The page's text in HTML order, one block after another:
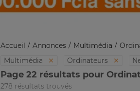
Accueil Annonces Multimédia
Multimédia
Ordinateurs
Page 22 résultats pour
278 résultats trouvés